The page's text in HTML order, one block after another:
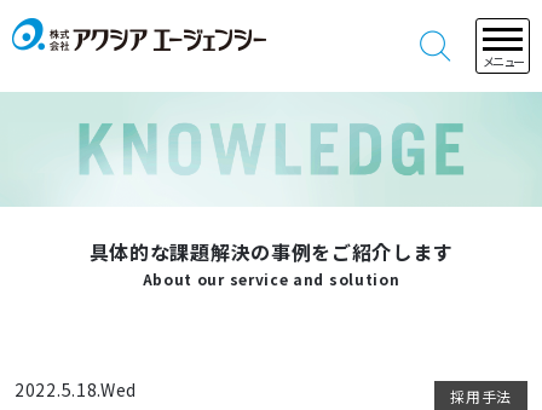
メニュー
具体的な課題解決の事例をご紹介します
About our service and solution
2022.5.18.Wed 採用手法